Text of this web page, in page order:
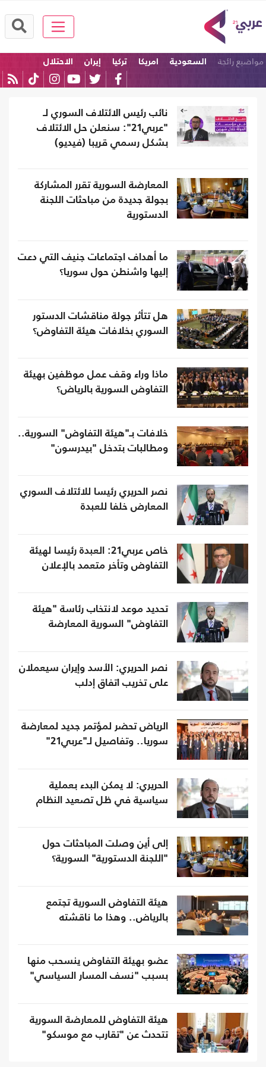
مواضيع رائجة السعودية امريكا تركيا إيران
الاحتلال
نائب رئيس الائتلاف السوري لـ
"عربي21": سنعلن حل الائتلاف
بشكل رسمي قريبا (فيديو)
المعارضة السورية تقرر المشاركة
بجولة جديدة من مباحثات اللجنة
الدستورية
ما أهداف اجتماعات جنيف التي دعت
إليها واشنطن حول سوريا؟
هل تتأثر جولة مناقشات الدستور
السوري بخلافات هيئة التفاوض؟
ماذا وراء وقف عمل موظفين بهيئة
التفاوض السورية بالرياض؟
خلافات بـ"هيئة التفاوض" السورية..
ومطالبات بتدخل "بيدرسون"
نصر الحريري رئيسا للائتلاف السوري
المعارض خلفا للعبدة
خاص عربي21: العبدة رئيسا لهيئة
التفاوض وتأخر متعمد بالإعلان
تحديد موعد لانتخاب رئاسة "هيئة
التفاوض" السورية المعارضة
نصر الحريري: الأسد وإيران سيعملان
على تخريب اتفاق إدلب
الرياض تحضر لمؤتمر جديد لمعارضة
سوريا.. وتفاصيل لـ"عربي21"
الحريري: لا يمكن البدء بعملية
سياسية في ظل تصعيد النظام
إلى أين وصلت المباحثات حول
"اللجنة الدستورية" السورية؟
هيئة التفاوض السورية تجتمع
بالرياض.. وهذا ما ناقشته
عضو بهيئة التفاوض ينسحب منها
بسبب "نسف المسار السياسي"
هيئة التفاوض للمعارضة السورية
تتحدث عن "تقارب مع موسكو"